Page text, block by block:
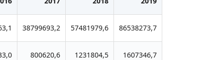
38799693,2 57481979,6 86538273,7
800620,6 1231804,5 1607346,7